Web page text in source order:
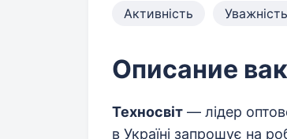
Активність Уважність
Описание
Техносвіт — лідер
в Україні запрошує на